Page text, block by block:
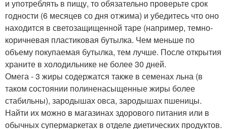
и употреблять в пищу, то обязательно проверьте срок
годности (6 месяцев со дня отжима) и убедитесь что оно
находится в светозащищенной таре (например, темно-
коричневая пластиковая бутылка. Чем меньше по
объему покупаемая бутылка, тем лучше. После открытия
храните в холодильнике не более 30 дней.
Омега - 3 жиры содержатся также в семенах льна (в
таком состоянии полиненасыщенные жиры более
стабильны), зародышах овса, зародышах пшеницы.
Найти их можно в магазинах здорового питания или в
обычных супермаркетах в отделе диетических продуктов.